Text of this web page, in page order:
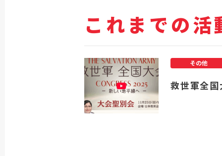
これまでの活
救世軍全
その他